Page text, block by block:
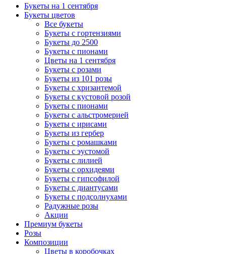
Букеты на 1 сентября
Букеты цветов
Все букеты
Букеты с гортензиями
Букеты до 2500
Букеты с пионами
Цветы на 1 сентября
Букеты с розами
Букеты из 101 розы
Букеты с хризантемой
Букеты с кустовой розой
Букеты с пионами
Букеты с альстромерией
Букеты с ирисами
Букеты из гербер
Букеты с ромашками
Букеты с эустомой
Букеты с лилией
Букеты с орхидеями
Букеты с гипсофилой
Букеты с диантусами
Букеты с подсолнухами
Радужные розы
Акции
Премиум букеты
Розы
Композиции
Цветы в коробочках